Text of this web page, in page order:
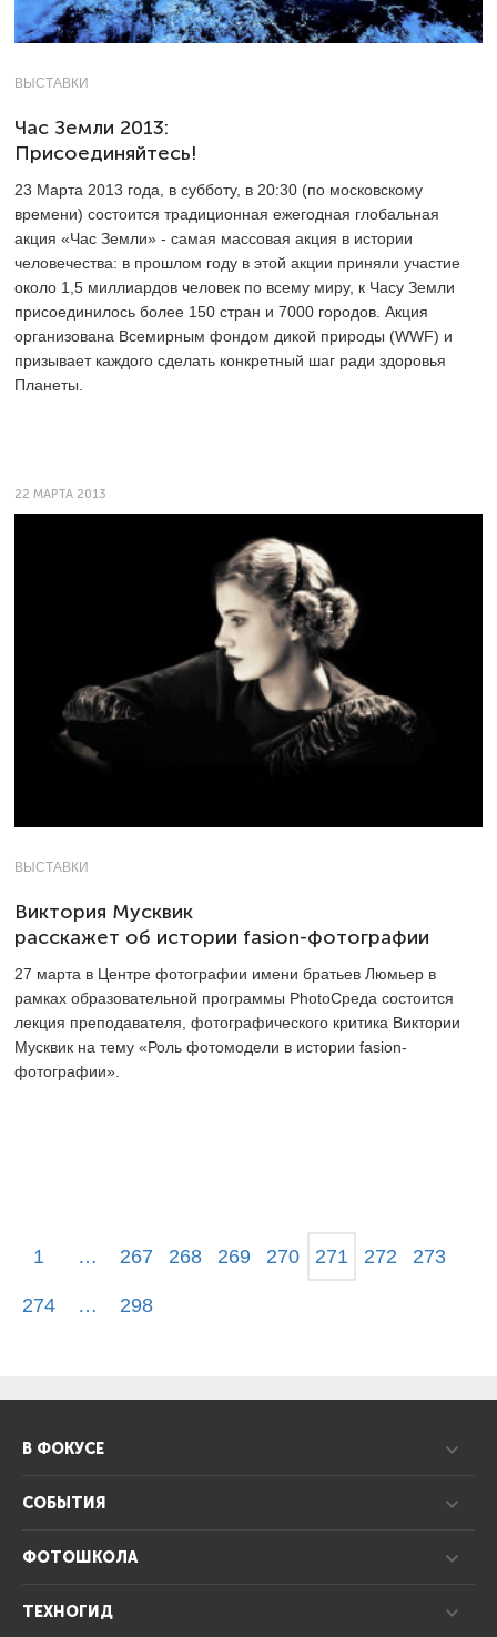
ВЫСТАВКИ
Час Земли 2013:
Присоединяйтесь!
23 Марта 2013 года, в субботу, в 20:30 (по московскому
времени) состоится традиционная ежегодная глобальная
акция «Час Земли» - самая массовая акция в истории
человечества: в прошлом году в этой акции приняли участие
около 1,5 миллиардов человек по всему миру, к Часу Земли
присоединилось более 150 стран и 7000 городов. Акция
организована Всемирным фондом дикой природы (WWF) и
призывает каждого сделать конкретный шаг ради здоровья
Планеты.
22 МАРТА 2013
ВЫСТАВКИ
Виктория Мусквик
расскажет об истории fasion-фотографии
27 марта в Центре фотографии имени братьев Люмьер в
рамках образовательной программы PhotoСреда состоится
лекция преподавателя, фотографического критика Виктории
Мусквик на тему «Роль фотомодели в истории fasion-
фотографии».
1 … 267 268 269 270 271 272 273
274 … 298
В ФОКУСЕ
СОБЫТИЯ
ФОТОШКОЛА
ТЕХНОГИД